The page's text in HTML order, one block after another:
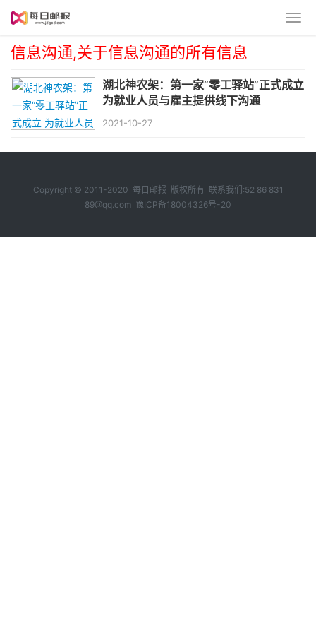
信息沟通,关于信息沟通的所有信息
湖北神农架：第一家“零工驿站”正式成立
为就业人员与雇主提供线下沟通
2021-10-27
Copyright © 2011-2020 每日邮报 版权所有 联系我们:52 86 831
89@qq.com 豫ICP备18004326号-20